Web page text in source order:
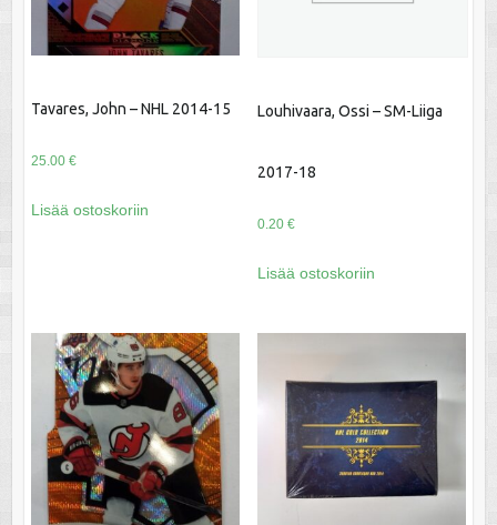
Tavares, John – NHL 2014-15
25.00 €
Lisää ostoskoriin
Louhivaara, Ossi – SM-Liiga
2017-18
0.20 €
Lisää ostoskoriin